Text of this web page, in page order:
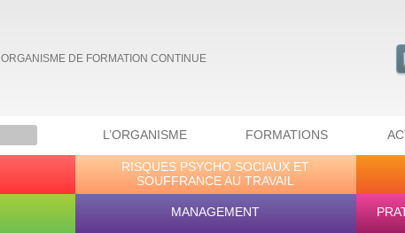
ORGANISME DE FORMATION CONTINUE
L’ORGANISME FORMATIONS
RISQUES PSYCHO SOCIAUX ET
SOUFFRANCE AU TRAVAIL
MANAGEMENT